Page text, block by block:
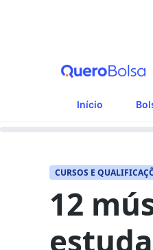
Início
CURSOS E
12